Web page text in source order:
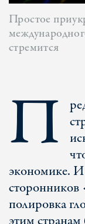
Простое
стремится
П
экономике.
полировка